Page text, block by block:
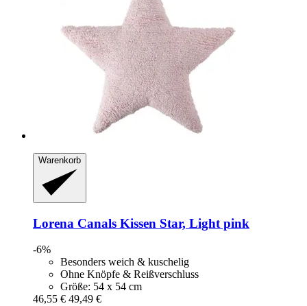
Warenkorb
Lorena Canals Kissen Star, Light pink
-6%
Besonders weich & kuschelig
Ohne Knöpfe & Reißverschluss
Größe: 54 x 54 cm
46,55 € 49,49 €